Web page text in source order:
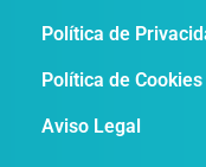
Política de
Política de Cookies
Aviso Legal